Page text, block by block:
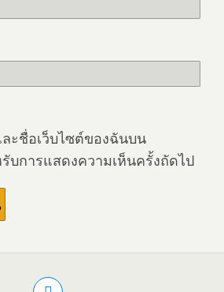
ะชื่อเว็บไซต์ของฉันบน
รับการแสดงความเห็นครั้งถัดไป